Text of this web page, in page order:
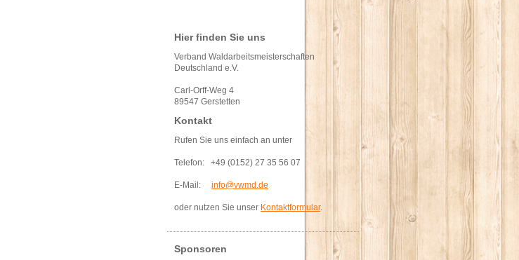
Hier finden Sie uns
Verband Waldarbeitsmeisterschaften
Deutschland e.V.
Carl-Orff-Weg 4
89547 Gerstetten
Kontakt
Rufen Sie uns einfach an unter
Telefon: +49 (0152) 27 35 56 07
E-Mail: info@vwmd.de
oder nutzen Sie unser Kontaktformular.
Sponsoren